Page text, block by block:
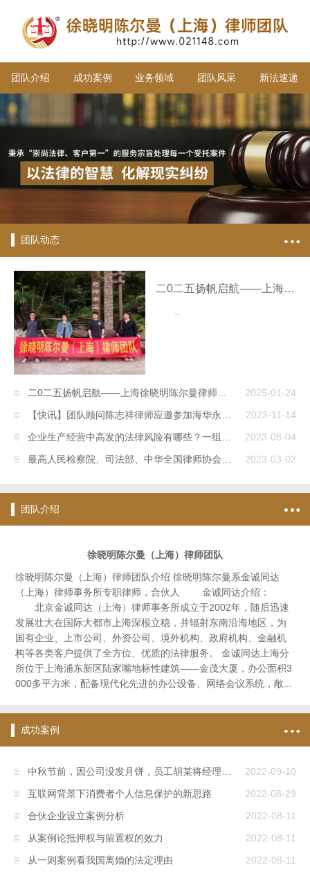
团队介绍 成功案例 业务领域 团队风采 新法速递
团队动态
二0二五扬帆启航——上海徐晓明陈尔曼律师团队新年贺词
...
2025-01-24
二0二五扬帆启航——上海徐晓明陈尔曼律师团队新年贺词
2023-11-14
【快讯】团队顾问陈志祥律师应邀参加海华永泰律师事务所举办的“对话律师之执业风险识别与防范”主题沙龙活动并作主题分享
2023-08-04
企业生产经营中高发的法律风险有哪些？一组海报速览
2023-03-02
最高人民检察院、司法部、中华全国律师协会《关于依法保障律师执业权利的十条意见》
团队介绍
徐晓明陈尔曼（上海）律师团队
徐晓明陈尔曼（上海）律师团队介绍 徐晓明陈尔曼系金诚同达
（上海）律师事务所专职律师，合伙人 金诚同达介绍：
北京金诚同达（上海）律师事务所成立于2002年，随后迅速
发展壮大在国际大都市上海深根立稳，并辐射东南沿海地区，为
国有企业、上市公司、外资公司、境外机构、政府机构、金融机
构等各类客户提供了全方位、优质的法律服务。 金诚同达上海分
所位于上海浦东新区陆家嘴地标性建筑——金茂大厦，办公面积3
000多平方米，配备现代化先进的办公设备、网络会议系统，敞...
成功案例
2022-09-10
中秋节前，因公司没发月饼，员工胡某将经理打伤住院，法院认为公司解除劳动关系合法
2022-08-29
互联网背景下消费者个人信息保护的新思路
2022-08-11
合伙企业设立案例分析
2022-08-11
从案例论抵押权与留置权的效力
2022-08-11
从一则案例看我国离婚的法定理由